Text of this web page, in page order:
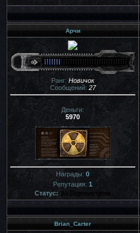
Арчи
Ранг:Новичок
Сообщений: 27
Деньги:
5970
Награды:0
Репутация: 1
Статус:За Периметром
Brian_Carter